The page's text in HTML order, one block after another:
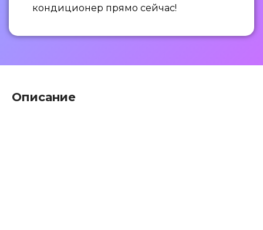
кондиционер прямо сейчас!
Описание